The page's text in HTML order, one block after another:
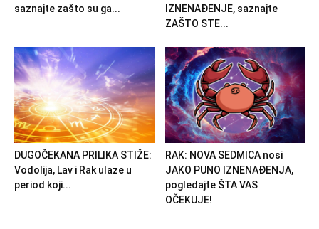
saznajte zašto su ga...
IZNENAĐENJE, saznajte
ZAŠTO STE...
DUGOČEKANA PRILIKA STIŽE:
Vodolija, Lav i Rak ulaze u
period koji...
RAK: NOVA SEDMICA nosi
JAKO PUNO IZNENAĐENJA,
pogledajte ŠTA VAS
OČEKUJE!